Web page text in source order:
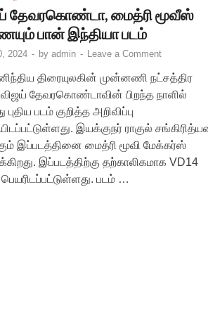
தேவரகொண்டா, மைத்ரி மூவீஸ்
பான் இந்தியா படம்
2024 - by admin - Leave a Comment
திரையுலகின் முன்னணி நட்சத்திர
விஜய் தேவரகொண்டாவின் பிறந்த நாளில்
படம் குறித்த அறிவிப்பு
இயக்குநர் ராகுல்
இப்படத்தினை மைத்ரி மூவி மேக்கர்ஸ்
இப்படத்திற்கு தற்காலிகமாக VD14
படம் …